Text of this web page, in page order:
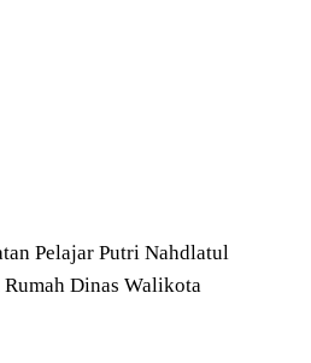
Pelajar Putri Nahdlatul
Dinas Walikota